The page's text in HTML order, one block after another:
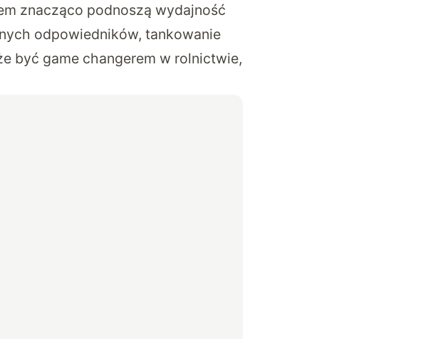
znacząco podnoszą wydajność
odpowiedników, tankowanie
być game changerem w rolnictwie,